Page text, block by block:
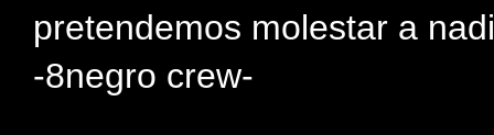
pretendemos molestar a
-8negro crew-